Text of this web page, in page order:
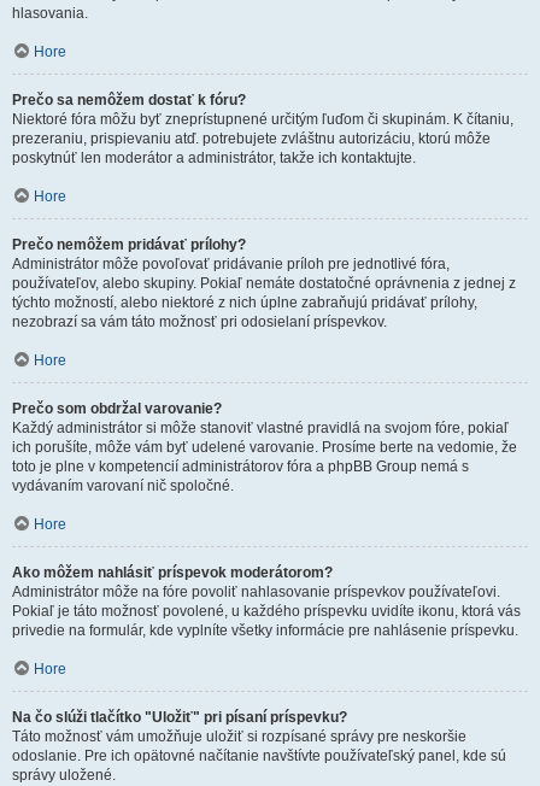
hlasovania.
Hore
Prečo sa nemôžem dostať k fóru?
Niektoré fóra môžu byť zneprístupnené určitým ľuďom či skupinám. K čítaniu,
prezeraniu, prispievaniu atď. potrebujete zvláštnu autorizáciu, ktorú môže
poskytnúť len moderátor a administrátor, takže ich kontaktujte.
Hore
Prečo nemôžem pridávať prílohy?
Administrátor môže povoľovať pridávanie príloh pre jednotlivé fóra,
používateľov, alebo skupiny. Pokiaľ nemáte dostatočné oprávnenia z jednej z
týchto možností, alebo niektoré z nich úplne zabraňujú pridávať prílohy,
nezobrazí sa vám táto možnosť pri odosielaní príspevkov.
Hore
Prečo som obdržal varovanie?
Každý administrátor si môže stanoviť vlastné pravidlá na svojom fóre, pokiaľ
ich porušíte, môže vám byť udelené varovanie. Prosíme berte na vedomie, že
toto je plne v kompetencií administrátorov fóra a phpBB Group nemá s
vydávaním varovaní nič spoločné.
Hore
Ako môžem nahlásiť príspevok moderátorom?
Administrátor môže na fóre povoliť nahlasovanie príspevkov používateľovi.
Pokiaľ je táto možnosť povolené, u každého príspevku uvidíte ikonu, ktorá vás
privedie na formulár, kde vyplníte všetky informácie pre nahlásenie príspevku.
Hore
Na čo slúži tlačítko "Uložiť" pri písaní príspevku?
Táto možnosť vám umožňuje uložiť si rozpísané správy pre neskoršie
odoslanie. Pre ich opätovné načítanie navštívte používateľský panel, kde sú
správy uložené.